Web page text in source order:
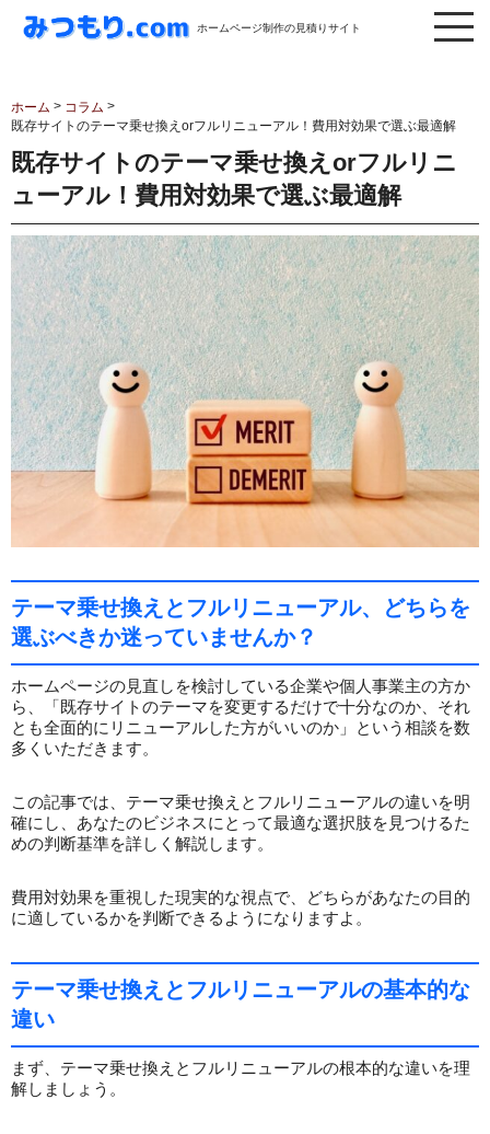
ホームページ制作の見積りサイト
ホーム > コラム >
既存サイトのテーマ乗せ換えorフルリニューアル！費用対効果で選ぶ最適解
既存サイトのテーマ乗せ換えorフルリニ
ューアル！費用対効果で選ぶ最適解
テーマ乗せ換えとフルリニューアル、どちらを
選ぶべきか迷っていませんか？
ホームページの見直しを検討している企業や個人事業主の方か
ら、「既存サイトのテーマを変更するだけで十分なのか、それ
とも全面的にリニューアルした方がいいのか」という相談を数
多くいただきます。
この記事では、テーマ乗せ換えとフルリニューアルの違いを明
確にし、あなたのビジネスにとって最適な選択肢を見つけるた
めの判断基準を詳しく解説します。
費用対効果を重視した現実的な視点で、どちらがあなたの目的
に適しているかを判断できるようになりますよ。
テーマ乗せ換えとフルリニューアルの基本的な
違い
まず、テーマ乗せ換えとフルリニューアルの根本的な違いを理
解しましょう。